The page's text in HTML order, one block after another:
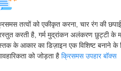
तत्वों को एकीकृत करना, चार रंग की
करती है, गर्म मुद्रांकन अलंकरण छुट्टी के
के आकार का डिज़ाइन एक विशिष्ट बनाने के
को जोड़ता हैक्रिसमस उपहार बॉक्स